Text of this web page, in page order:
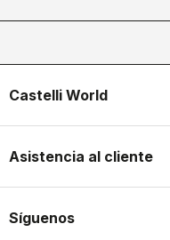
Castelli World
Asistencia al cliente
Síguenos